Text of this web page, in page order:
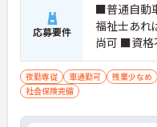
応募要件
■普通自動
福祉士あれ
尚可 ■資格
夜勤専従 車通勤可 残業少なめ
社会保険完備